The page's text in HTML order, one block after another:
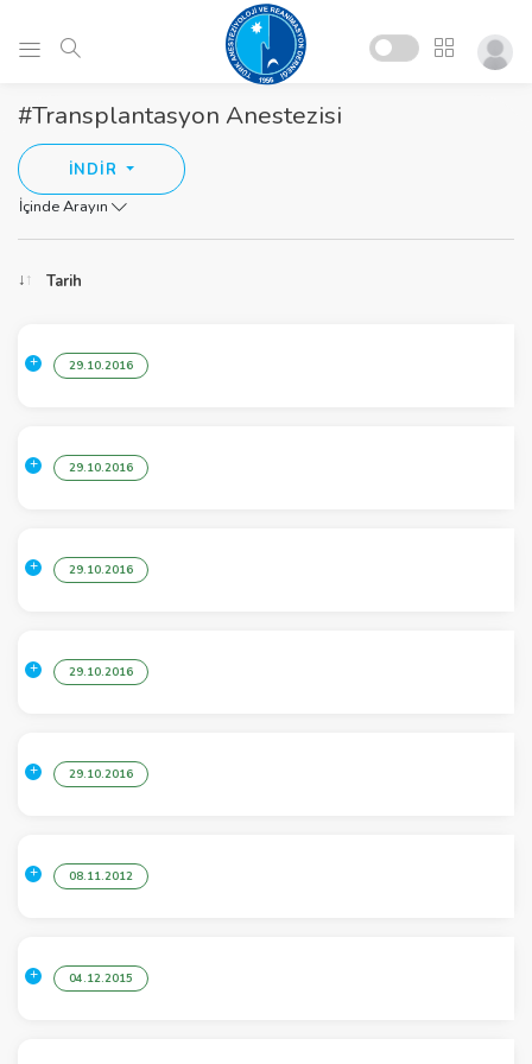
#Transplantasyon Anestezisi
İNDİR
İçinde Arayın
Tarih
29.10.2016
29.10.2016
29.10.2016
29.10.2016
29.10.2016
08.11.2012
04.12.2015